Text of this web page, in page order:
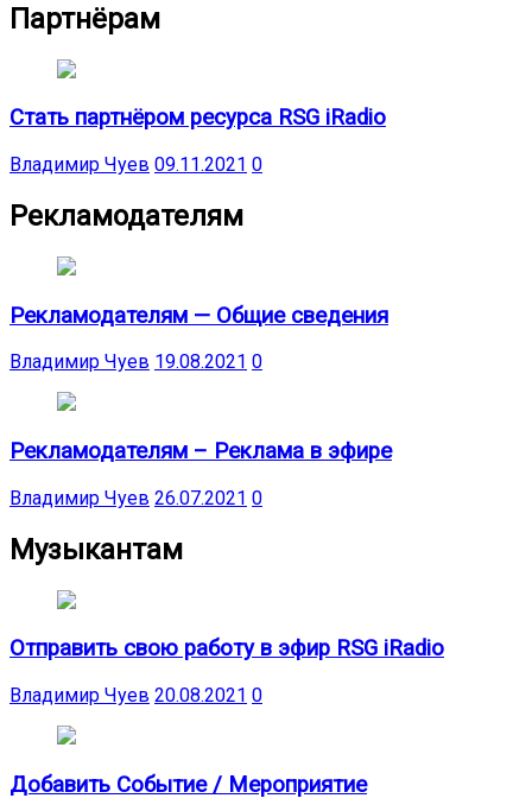
Партнёрам
Стать партнёром ресурса RSG iRadio
Владимир Чуев 09.11.2021 0
Рекламодателям
Рекламодателям — Общие сведения
Владимир Чуев 19.08.2021 0
Рекламодателям – Реклама в эфире
Владимир Чуев 26.07.2021 0
Музыкантам
Отправить свою работу в эфир RSG iRadio
Владимир Чуев 20.08.2021 0
Добавить Событие / Мероприятие